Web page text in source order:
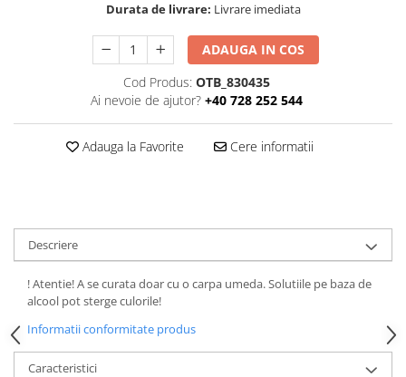
Durata de livrare: Livrare imediata
ADAUGA IN COS
Cod Produs: OTB_830435
Ai nevoie de ajutor? +40 728 252 544
Adauga la Favorite Cere informatii
Descriere
! Atentie! A se curata doar cu o carpa umeda. Solutiile pe baza de
alcool pot sterge culorile!
Informatii conformitate produs
Caracteristici